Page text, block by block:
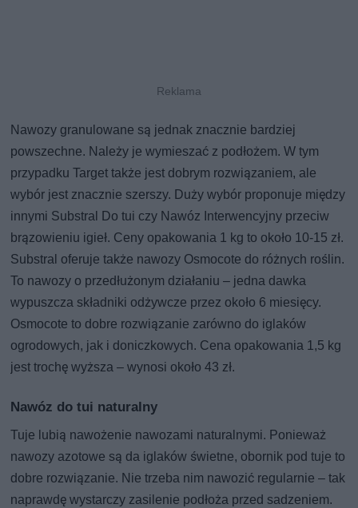
Nawozy granulowane są jednak znacznie bardziej
powszechne. Należy je wymieszać z podłożem. W tym
przypadku Target także jest dobrym rozwiązaniem, ale
wybór jest znacznie szerszy. Duży wybór proponuje między
innymi Substral Do tui czy Nawóz Interwencyjny przeciw
brązowieniu igieł. Ceny opakowania 1 kg to około 10-15 zł.
Substral oferuje także nawozy Osmocote do różnych roślin.
To nawozy o przedłużonym działaniu – jedna dawka
wypuszcza składniki odżywcze przez około 6 miesięcy.
Osmocote to dobre rozwiązanie zarówno do iglaków
ogrodowych, jak i doniczkowych. Cena opakowania 1,5 kg
jest trochę wyższa – wynosi około 43 zł.
Nawóz do tui naturalny
Tuje lubią nawożenie nawozami naturalnymi. Ponieważ
nawozy azotowe są da iglaków świetne, obornik pod tuje to
dobre rozwiązanie. Nie trzeba nim nawozić regularnie – tak
naprawdę wystarczy zasilenie podłoża przed sadzeniem.